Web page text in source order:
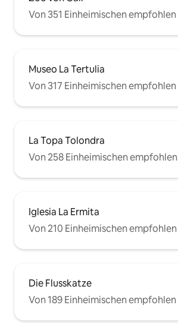
Von 351 Einheimischen empfohlen
Museo La Tertulia
Von 317 Einheimischen empfohlen
La Topa Tolondra
Von 258 Einheimischen empfohlen
Iglesia La Ermita
Von 210 Einheimischen empfohlen
Die Flusskatze
Von 189 Einheimischen empfohlen